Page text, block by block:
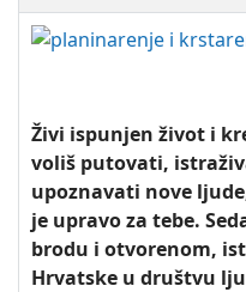
Živi ispunjen život i
voliš putovati,
upoznavati nove
je upravo za tebe.
brodu i otvorenom,
Hrvatske u društvu